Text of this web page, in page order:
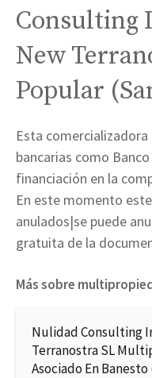
Consulting
New
Popular
Esta
bancarias como
financiación en la
En este momento
anulados|se puede
gratuita de la
Más sobre
Nulidad Consulting
Terranostra SL
Asociado En